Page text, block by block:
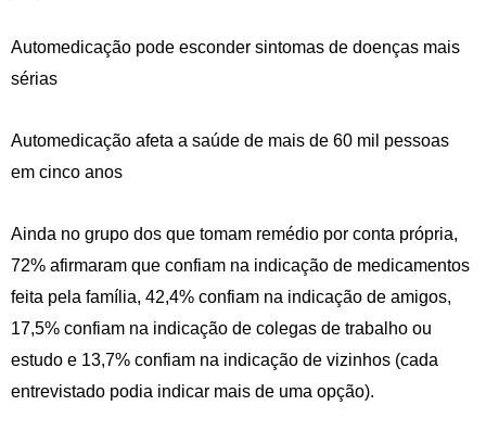
Automedicação pode esconder sintomas de doenças mais
sérias
Automedicação afeta a saúde de mais de 60 mil pessoas
em cinco anos
Ainda no grupo dos que tomam remédio por conta própria,
72% afirmaram que confiam na indicação de medicamentos
feita pela família, 42,4% confiam na indicação de amigos,
17,5% confiam na indicação de colegas de trabalho ou
estudo e 13,7% confiam na indicação de vizinhos (cada
entrevistado podia indicar mais de uma opção).